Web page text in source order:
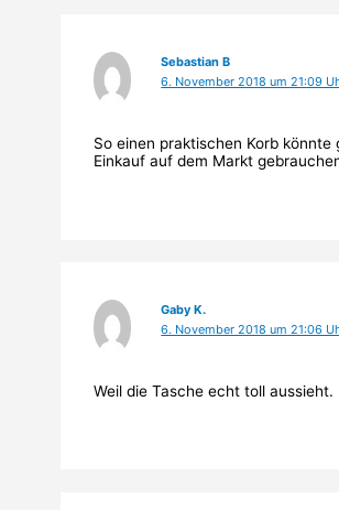
Sebastian B
6. November 2018 um 21:09
So einen praktischen Korb könnte
Einkauf auf dem Markt
Gaby K.
6. November 2018 um 21:06
Weil die Tasche echt toll aussieht.